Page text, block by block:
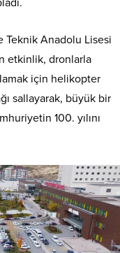
Teknik Anadolu Lisesi
etkinlik, dronlarla
için helikopter
sallayarak, büyük bir
100. yılını